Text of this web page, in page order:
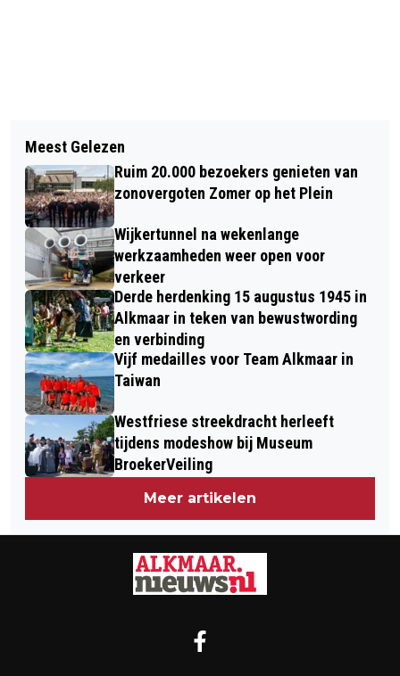
VEEL SCHADE BIJ RAMKRAAK OP
KLEDINGWINKEL CENTRUM ALKMAAR
MAN IN KOEDIJK LIGT TWEE
MAANDEN OVERLEDEN IN HUIS,
GEVONDEN DOOR WIJKAGENT
Meest Gelezen
Ruim 20.000 bezoekers genieten van
zonovergoten Zomer op het Plein
Wijkertunnel na wekenlange
werkzaamheden weer open voor
verkeer
Derde herdenking 15 augustus 1945 in
Alkmaar in teken van bewustwording
en verbinding
Vijf medailles voor Team Alkmaar in
Taiwan
Westfriese streekdracht herleeft
tijdens modeshow bij Museum
BroekerVeiling
Meer artikelen